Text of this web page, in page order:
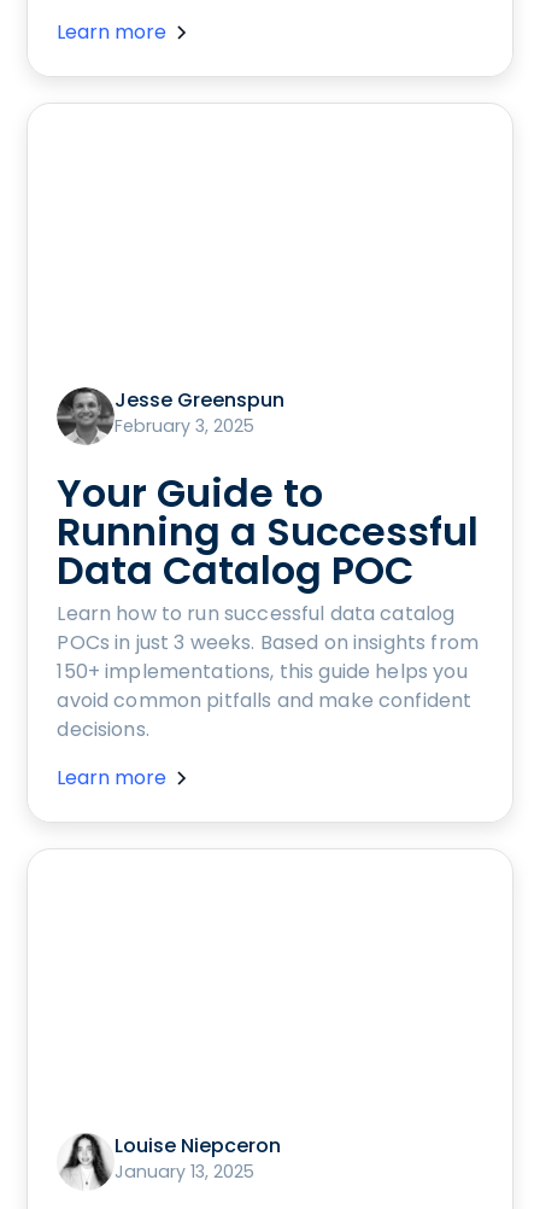
Learn more
Jesse Greenspun
February 3, 2025
Your Guide to
Running a Successful
Data Catalog POC
Learn how to run successful data catalog
POCs in just 3 weeks. Based on insights from
150+ implementations, this guide helps you
avoid common pitfalls and make confident
decisions.
Learn more
Louise Niepceron
January 13, 2025